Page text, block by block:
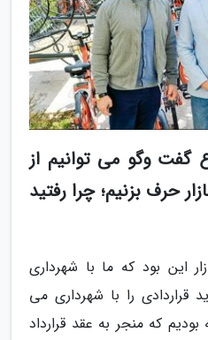
گفت وگو می توانیم از
حرف بزنیم؛ چرا رفتید
این بود که ما با شهرداری
قراردادی را با شهرداری می
که منجر به عقد قرارداد